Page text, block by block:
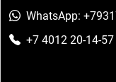
WhatsApp:
+7 4012 20-14-57